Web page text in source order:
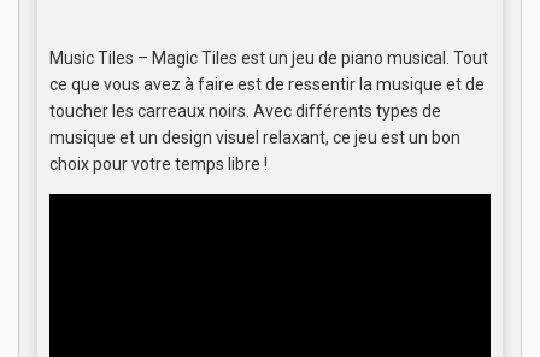
Music Tiles – Magic Tiles est un jeu de piano musical. Tout
ce que vous avez à faire est de ressentir la musique et de
toucher les carreaux noirs. Avec différents types de
musique et un design visuel relaxant, ce jeu est un bon
choix pour votre temps libre !